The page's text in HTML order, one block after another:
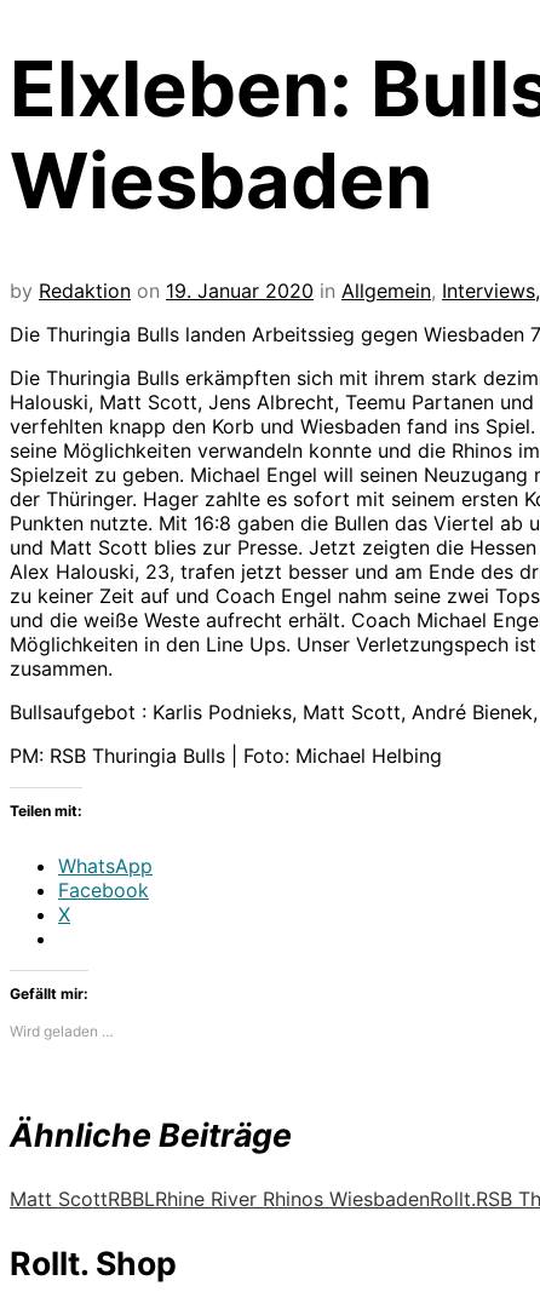
Elxleben:
Wiesbaden
by Redaktion on 19. Januar 2020 in Allgemein,
Die Thuringia Bulls landen Arbeitssieg gegen Wiesbaden
Die Thuringia Bulls erkämpften sich mit ihrem stark
Halouski, Matt Scott, Jens Albrecht, Teemu Partanen
verfehlten knapp den Korb und Wiesbaden fand ins
seine Möglichkeiten verwandeln konnte und die Rhinos
Spielzeit zu geben. Michael Engel will seinen
der Thüringer. Hager zahlte es sofort mit seinem ersten
Punkten nutzte. Mit 16:8 gaben die Bullen das Viertel
und Matt Scott blies zur Presse. Jetzt zeigten die
Alex Halouski, 23, trafen jetzt besser und am Ende des
zu keiner Zeit auf und Coach Engel nahm seine zwei
und die weiße Weste aufrecht erhält. Coach Michael
Möglichkeiten in den Line Ups. Unser Verletzungspech
zusammen.
Bullsaufgebot : Karlis Podnieks, Matt Scott, André
PM: RSB Thuringia Bulls | Foto: Michael Helbing
Teilen mit:
WhatsApp
Facebook
X
Gefällt mir:
Wird geladen …
Ähnliche Beiträge
Matt ScottRBBLRhine River Rhinos WiesbadenRollt.RSB
Rollt. Shop